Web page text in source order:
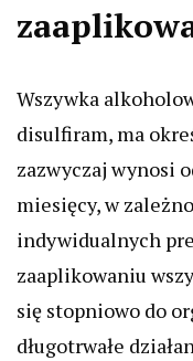
Wszywka
disulfiram, ma
zazwyczaj wynosi
miesięcy, w
indywidualnych
zaaplikowaniu
się stopniowo do
długotrwałe